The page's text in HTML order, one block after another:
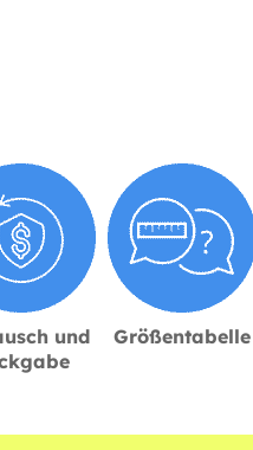
und
Größentabelle